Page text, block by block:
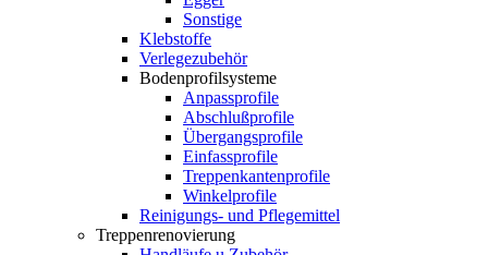
Sonstige
Klebstoffe
Verlegezubehör
Bodenprofilsysteme
Anpassprofile
Abschlußprofile
Übergangsprofile
Einfassprofile
Treppenkantenprofile
Winkelprofile
Reinigungs- und Pflegemittel
Treppenrenovierung